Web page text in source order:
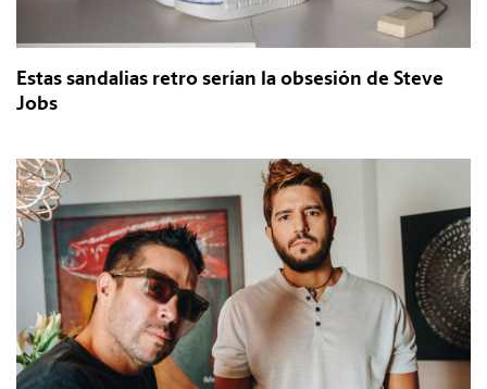
Estas sandalias retro serían la obsesión de Steve
Jobs